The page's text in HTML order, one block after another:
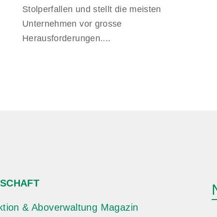
Stolperfallen und stellt die meisten
Unternehmen vor grosse
Herausforderungen....
& Aboverwaltung Magazin